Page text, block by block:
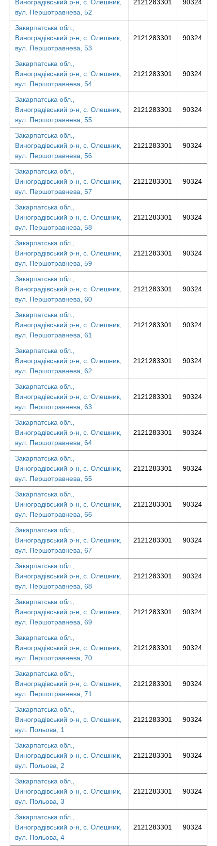
Виноградівський р-н, с. Олешник,
вул. Першотравнева, 52
2121283301 90324
Закарпатська обл.,
Виноградівський р-н, с. Олешник,
вул. Першотравнева, 53
2121283301 90324
Закарпатська обл.,
Виноградівський р-н, с. Олешник,
вул. Першотравнева, 54
2121283301 90324
Закарпатська обл.,
Виноградівський р-н, с. Олешник,
вул. Першотравнева, 55
2121283301 90324
Закарпатська обл.,
Виноградівський р-н, с. Олешник,
вул. Першотравнева, 56
2121283301 90324
Закарпатська обл.,
Виноградівський р-н, с. Олешник,
вул. Першотравнева, 57
2121283301 90324
Закарпатська обл.,
Виноградівський р-н, с. Олешник,
вул. Першотравнева, 58
2121283301 90324
Закарпатська обл.,
Виноградівський р-н, с. Олешник,
вул. Першотравнева, 59
2121283301 90324
Закарпатська обл.,
Виноградівський р-н, с. Олешник,
вул. Першотравнева, 60
2121283301 90324
Закарпатська обл.,
Виноградівський р-н, с. Олешник,
вул. Першотравнева, 61
2121283301 90324
Закарпатська обл.,
Виноградівський р-н, с. Олешник,
вул. Першотравнева, 62
2121283301 90324
Закарпатська обл.,
Виноградівський р-н, с. Олешник,
вул. Першотравнева, 63
2121283301 90324
Закарпатська обл.,
Виноградівський р-н, с. Олешник,
вул. Першотравнева, 64
2121283301 90324
Закарпатська обл.,
Виноградівський р-н, с. Олешник,
вул. Першотравнева, 65
2121283301 90324
Закарпатська обл.,
Виноградівський р-н, с. Олешник,
вул. Першотравнева, 66
2121283301 90324
Закарпатська обл.,
Виноградівський р-н, с. Олешник,
вул. Першотравнева, 67
2121283301 90324
Закарпатська обл.,
Виноградівський р-н, с. Олешник,
вул. Першотравнева, 68
2121283301 90324
Закарпатська обл.,
Виноградівський р-н, с. Олешник,
вул. Першотравнева, 69
2121283301 90324
Закарпатська обл.,
Виноградівський р-н, с. Олешник,
вул. Першотравнева, 70
2121283301 90324
Закарпатська обл.,
Виноградівський р-н, с. Олешник,
вул. Першотравнева, 71
2121283301 90324
Закарпатська обл.,
Виноградівський р-н, с. Олешник,
вул. Польова, 1
2121283301 90324
Закарпатська обл.,
Виноградівський р-н, с. Олешник,
вул. Польова, 2
2121283301 90324
Закарпатська обл.,
Виноградівський р-н, с. Олешник,
вул. Польова, 3
2121283301 90324
Закарпатська обл.,
Виноградівський р-н, с. Олешник,
вул. Польова, 4
2121283301 90324